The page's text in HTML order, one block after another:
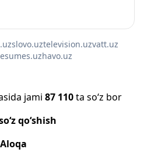
slovo.uztelevision.uzvatt.uz
havo.uz
jami 87 110ta so‘z bor
qo‘shish
Aloqa